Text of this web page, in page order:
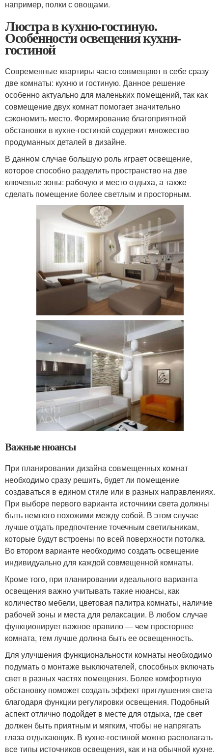
например, полки с овощами.
Люстра в кухню-гостиную.
Особенности освещения кухни-
гостиной
Современные квартиры часто совмещают в себе сразу
две комнаты: кухню и гостиную. Данное решение
особенно актуально для маленьких помещений, так как
совмещение двух комнат помогает значительно
сэкономить место. Формирование благоприятной
обстановки в кухне-гостиной содержит множество
продуманных деталей в дизайне.
В данном случае большую роль играет освещение,
которое способно разделить пространство на две
ключевые зоны: рабочую и место отдыха, а также
сделать помещение более светлым и просторным.
Важные нюансы
При планировании дизайна совмещенных комнат
необходимо сразу решить, будет ли помещение
создаваться в едином стиле или в разных направлениях.
При выборе первого варианта источники света должны
быть немного похожими между собой. В этом случае
лучше отдать предпочтение точечным светильникам,
которые будут встроены по всей поверхности потолка.
Во втором варианте необходимо создать освещение
индивидуально для каждой совмещенной комнаты.
Кроме того, при планировании идеального варианта
освещения важно учитывать такие нюансы, как
количество мебели, цветовая палитра комнаты, наличие
рабочей зоны и места для релаксации. В любом случае
функционирует важное правило — чем просторнее
комната, тем лучше должна быть ее освещенность.
Для улучшения функциональности комнаты необходимо
подумать о монтаже выключателей, способных включать
свет в разных частях помещения. Более комфортную
обстановку поможет создать эффект приглушения света
благодаря функции регулировки освещения. Подобный
аспект отлично подойдет в месте для отдыха, где свет
должен быть приятным и мягким, чтобы не напрягать
глаза отдыхающих. В кухне-гостиной можно располагать
все типы источников освещения, как и на обычной кухне.